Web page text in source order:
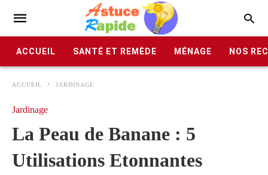
ACCUEIL SANTÉ ET REMÈDE MÉNAGE NOS
ACCUEIL JARDINAGE
Jardinage
La Peau de Banane : 5
Utilisations Etonnantes